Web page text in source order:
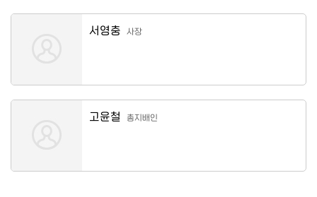
서영충 사장
고윤철 총지배인